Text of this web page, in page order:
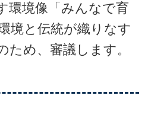
環境像「みんなで育
境と伝統が織りなす
ため、審議します。